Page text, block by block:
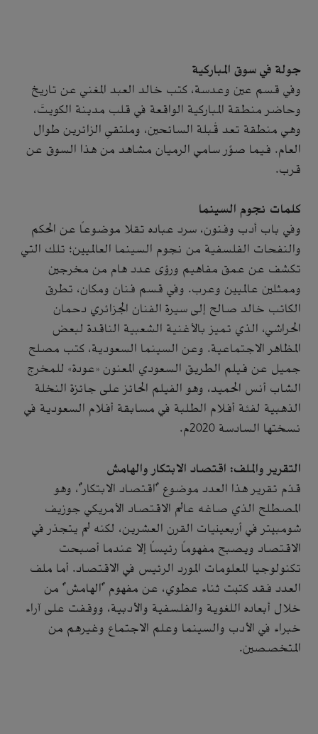
جولة في سوق المباركية
وفي قسم عين وعدسة، كتب خالد العبد المغني عن تاريخ
وحاضر منطقة المباركية الواقعة في قلب مدينة الكويتَ،
وهي منطقة تعد قْبلة السائحين، وملتقىِ الزائرين طوال
العام. فيما صوَّر سامي الرميان مشاهد من هذا السوق عن
قرب.
كلمات نجوم السينما
وفي باب أدب وفنون، سرد عباده تقلا موضوعاً عن الحكم
والنفحات الفلسفية من نجوم السينما العالميين؛ تلك التي
تكشف عن عمق مفاهيم ورؤى عدد هام من مخرجين
وممثلين عالميين وعرب. وفي قسم فنان ومكان، تطرق
الكاتب خالد صالح إلى سيرة الفنان الجزائري دحمان
الحراشي، الذي تميز بالأغنية الشعبية الناقدة لبعض
المظاهر الاجتماعية. وعن السينما السعودية، كتب مصلح
جميل عن فيلم الطريق السعودي المعنون «عودة» للمخرج
الشاب أنس الحميد، وهو الفيلم الحائز على جائزة النخلة
الذهبية لفئة أفلام الطلبة في مسابقة أفلام السعودية في
نسختها السادسة 2020م.
التقرير والملف: اقتصاد الابتكار والهامش
قدّم تقرير هذا العدد موضوع "اقتصاد الابتكار"، وهو
المصطلح الذي صاغه عالم الاقتصاد الأمريكي جوزيف
شومبيتر في أربعينيات القرن العشرين، لكنه لم يتجذر في
الاقتصاد ويصبح مفهوماً رئيساً إلا عندما أصبحت
تكنولوجيا المعلومات المورد الرئيس في الاقتصاد. أما ملف
العدد فقد كتبت ثناء عطوي، عن مفهوم "الهامش" من
خلال أبعاده اللغوية والفلسفية والأدبية، ووقفت على آراء
خبراء في الأدب والسينما وعلم الاجتماع وغيرهم من
المتخصصين.